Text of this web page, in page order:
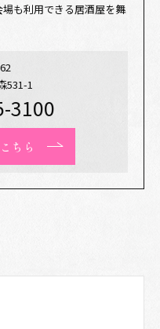
も利用できる居酒屋を舞
531-1
3100
ちら